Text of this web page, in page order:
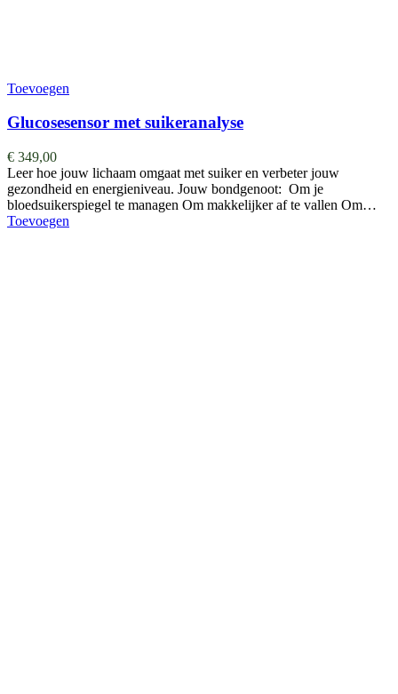
Toevoegen
Glucosesensor met suikeranalyse
€ 349,00
Leer hoe jouw lichaam omgaat met suiker en verbeter jouw
gezondheid en energieniveau. Jouw bondgenoot: Om je
bloedsuikerspiegel te managen Om makkelijker af te vallen Om…
Toevoegen